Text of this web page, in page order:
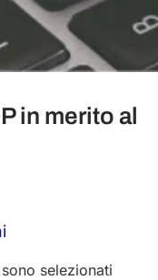
in merito al
selezionati